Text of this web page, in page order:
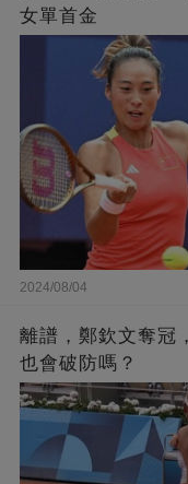
女單首金
2024/08/04
離譜，鄭欽文奪冠
也會破防嗎？